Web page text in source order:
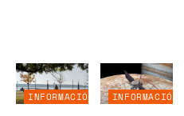
INFORMACIÓN
INFORMACIÓN